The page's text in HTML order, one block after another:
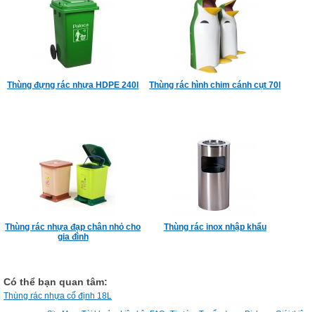
Thùng đựng rác nhựa HDPE 240l Thùng rác hình chim cánh cụt 70l
Thùng rác nhựa đạp chân nhỏ cho
gia đình
Thùng rác inox nhập khẩu
Có thể bạn quan tâm:
Thùng rác nhựa cố định 18L